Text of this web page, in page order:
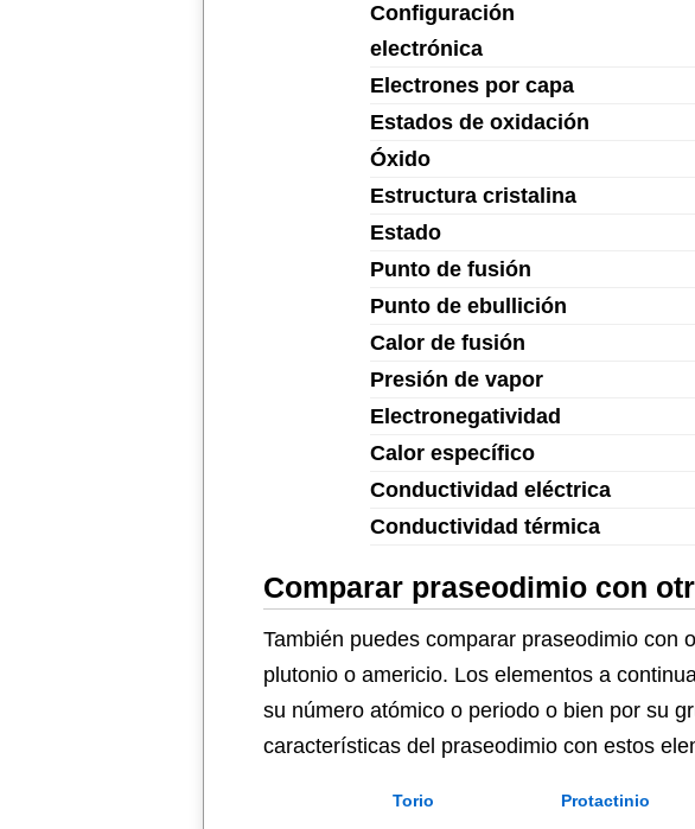
Configuración
electrónica
Electrones por capa
Estados de oxidación
Óxido
Estructura cristalina
Estado
Punto de fusión
Punto de ebullición
Calor de fusión
Presión de vapor
Electronegatividad
Calor específico
Conductividad eléctrica
Conductividad térmica
Comparar praseodimio con
También puedes comparar praseodimio con
plutonio o americio. Los elementos a
su número atómico o periodo o bien por su
características del praseodimio con estos
Torio Protactinio